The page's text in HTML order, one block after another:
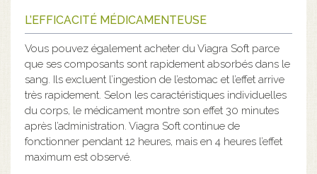
L’EFFICACITÉ MÉDICAMENTEUSE
Vous pouvez également acheter du Viagra Soft parce
que ses composants sont rapidement absorbés dans le
sang. Ils excluent l’ingestion de l’estomac et l’effet arrive
très rapidement. Selon les caractéristiques individuelles
du corps, le médicament montre son effet 30 minutes
après l’administration. Viagra Soft continue de
fonctionner pendant 12 heures, mais en 4 heures l’effet
maximum est observé.